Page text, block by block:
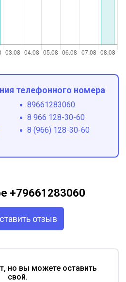
телефонного номера
89661283060
8 966 128-30-60
8 (966) 128-30-60
+79661283060
отзыв
но вы можете оставить
свой.